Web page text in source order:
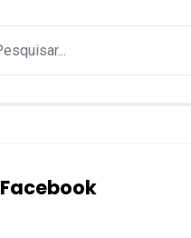
Facebook